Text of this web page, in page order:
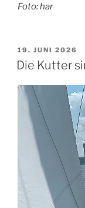
Foto: har
AM
19. JUNI 2026
Die Kutter